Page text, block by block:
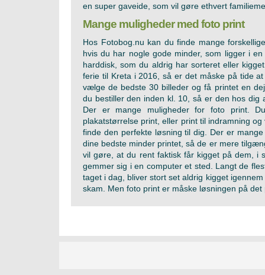
en super gaveide, som vil gøre ethvert
Mange muligheder med foto print
Hos Fotobog.nu kan du finde mange
hvis du har nogle gode minder, som ligger i
harddisk, som du aldrig har sorteret eller
ferie til Kreta i 2016, så er det måske på tide
vælge de bedste 30 billeder og få printet en
du bestiller den inden kl. 10, så er den hos dig
Der er mange muligheder for foto print.
plakatstørrelse print, eller print til indramning
finde den perfekte løsning til dig. Der er
dine bedste minder printet, så de er mere
vil gøre, at du rent faktisk får kigget på dem, i
gemmer sig i en computer et sted. Langt de
taget i dag, bliver stort set aldrig kigget
skam. Men foto print er måske løsningen på det